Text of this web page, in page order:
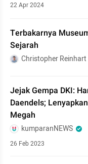
22 Apr 2024
Terbakarnya
Sejarah
Christopher Reinhart
Jejak Gempa DKI:
Daendels;
Megah
kumparanNEWS
26 Feb 2023